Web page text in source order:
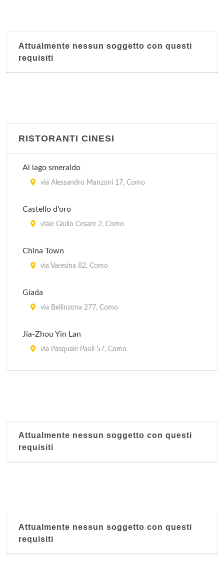
Attualmente nessun soggetto con questi
requisiti
RISTORANTI CINESI
Al lago smeraldo
via Alessandro Manzoni 17, Como
Castello d'oro
viale Giulio Cesare 2, Como
China Town
via Varesina 82, Como
Giada
via Bellinzona 277, Como
Jia-Zhou Yin Lan
via Pasquale Paoli 57, Como
viale Giulio Cesare 5, Como
Attualmente nessun soggetto con questi
requisiti
Attualmente nessun soggetto con questi
requisiti